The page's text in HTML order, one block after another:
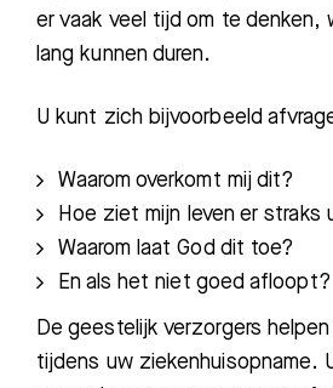
er vaak veel tijd om te denken,
lang kunnen duren.
U kunt zich bijvoorbeeld
Waarom overkomt mij dit?
Hoe ziet mijn leven er straks
Waarom laat God dit toe?
En als het niet goed afloopt?
De geestelijk verzorgers
tijdens uw ziekenhuisopname.